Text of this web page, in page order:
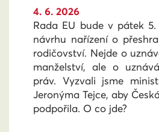
4. 6. 2026
Rada EU bude v pátek
návrhu nařízení o
rodičovství. Nejde o
manželství, ale o
práv. Vyzvali jsme
Jeronýma Tejce, aby
podpořila. O co jde?